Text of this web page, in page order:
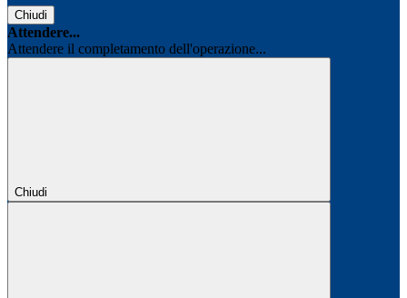
Chiudi
Attendere...
Attendere il completamento dell'operazione...
Chiudi